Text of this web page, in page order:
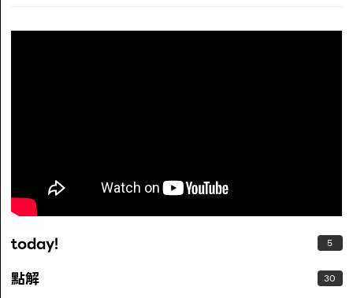
today! 5
點解 30